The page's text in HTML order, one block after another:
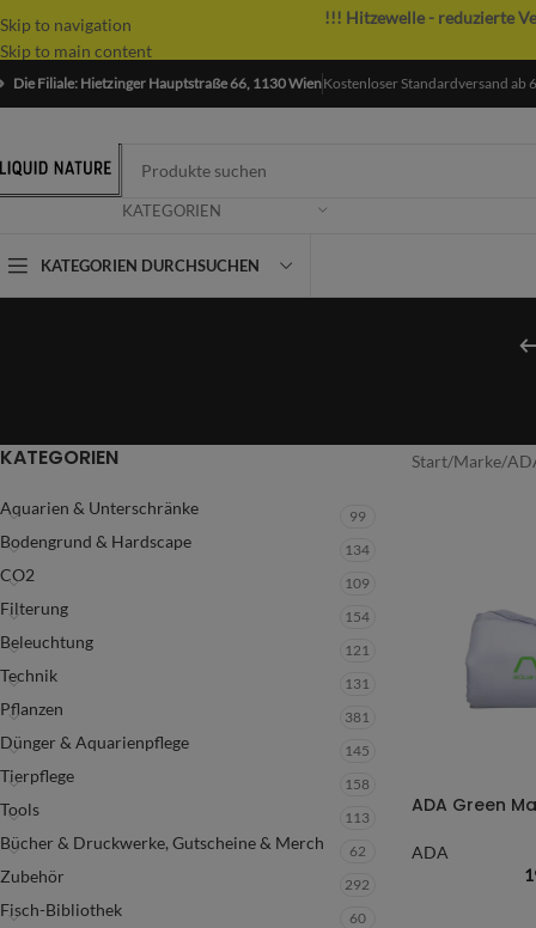
Skip to navigation
Skip to main content
!!! Hitzewelle - reduzierte
Die Filiale: Hietzinger Hauptstraße 66, 1130 WienKostenloser Standardversand ab
KATEGORIEN
KATEGORIEN DURCHSUCHEN
KATEGORIEN
Aquarien & Unterschränke 99
Bodengrund & Hardscape 134
CO2 109
Filterung 154
Beleuchtung 121
Technik 131
Pflanzen 381
Dünger & Aquarienpflege 145
Tierpflege 158
Tools 113
Bücher & Druckwerke, Gutscheine & Merch 62
Zubehör 292
Fisch-Bibliothek 60
Start/Marke/
ADA